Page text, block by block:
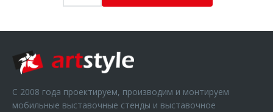
С 2008 года проектируем, производим и монтируем
мобильные выставочные стенды и выставочное